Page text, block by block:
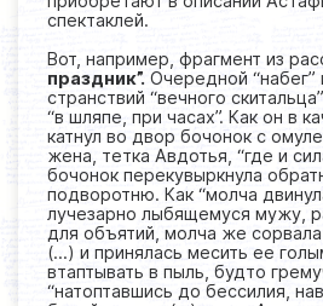
спектаклей.
Вот, например, фрагмент из
праздник”. Очередной “набег”
странствий “вечного
“в шляпе, при часах”. Как он в
катнул во двор бочонок с
жена, тетка Авдотья, “где и
бочонок перекувыркнула
подворотню. Как “молча
лучезарно лыбящемуся мужу,
для объятий, молча же
(…) и принялась месить ее
втаптывать в пыль, будто
“натоптавшись до бессилия,